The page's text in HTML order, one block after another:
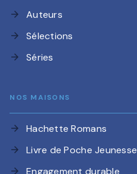
arrow_forward Auteurs
arrow_forward Sélections
arrow_forward Séries
NOS MAISONS
arrow_forward Hachette Romans
arrow_forward Livre de Poche Jeunesse
arrow_forward Engagement durable